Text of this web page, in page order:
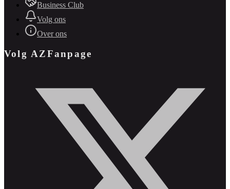
Business Club
Volg ons
Over ons
Volg AZFanpage